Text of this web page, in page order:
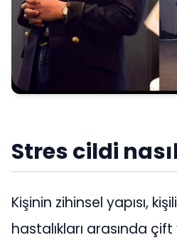
Stres cildi
Kişinin zihinsel yapısı,
hastalıkları arasında